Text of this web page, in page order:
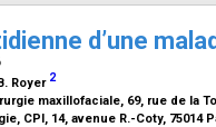
d’une
Royer 2
maxillofaciale, 69, rue de la
CPI, 14, avenue R.-Coty, 75014